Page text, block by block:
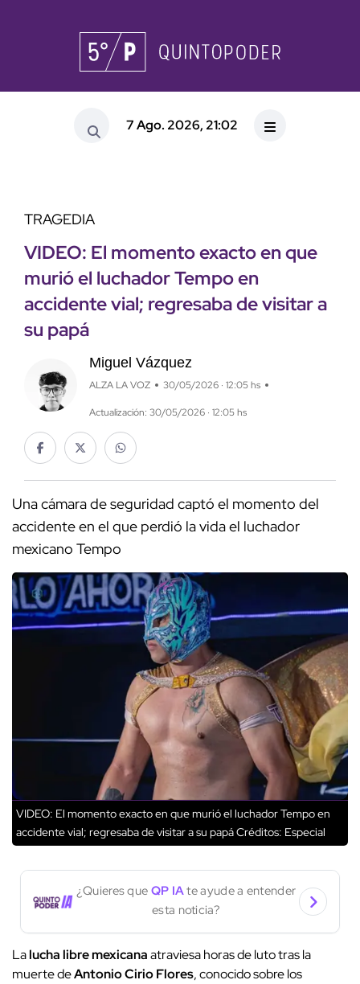
7 Ago. 2026, 21:02
TRAGEDIA
VIDEO: El momento exacto en que
murió el luchador Tempo en
accidente vial; regresaba de visitar a
su papá
Miguel Vázquez
ALZA LA VOZ 30/05/2026 · 12:05 hs
Actualización: 30/05/2026 · 12:05 hs
Una cámara de seguridad captó el momento del
accidente en el que perdió la vida el luchador
mexicano Tempo
VIDEO: El momento exacto en que murió el luchador Tempo en
accidente vial; regresaba de visitar a su papáCréditos: Especial
¿Quieres que QP IAte ayude a entender
esta noticia?
Lalucha libre mexicanaatraviesa horas de luto tras la
muerte deAntonio Cirio Flores, conocido sobre los